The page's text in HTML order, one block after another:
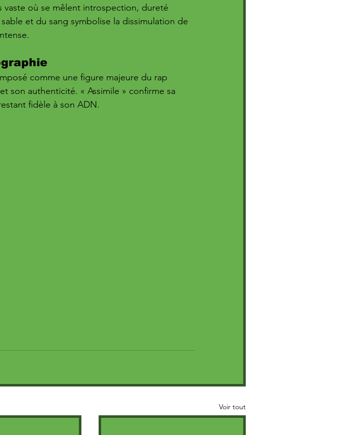
où se mêlent introspection, dureté
et du sang symbolise la dissimulation de
comme une figure majeure du rap
son authenticité. « Assimile » confirme sa
fidèle à son ADN.
Voir tout